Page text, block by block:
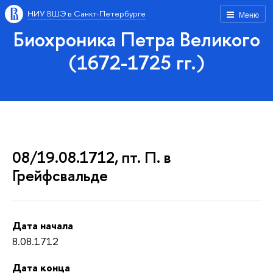
Меню
НИУ ВШЭ в Санкт-Петербурге
Биохроника Петра Великого
(1672-1725 гг.)
08/19.08.1712, пт. П. в
Грейфсвальде
Дата начала
8.08.1712
Дата конца